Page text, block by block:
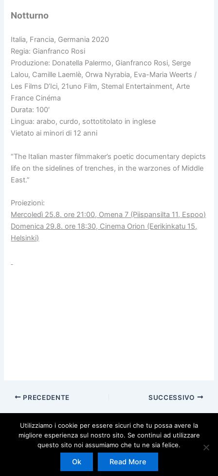
Notturno
Italia, Francia, Germania 2020
Regia: Gianfranco Rosi
Produzione: Donatella Palermo, Gianfranco Rosi, Serge
Lalou, Camille Laemlè, Orwa Nyrabia, Eva-Maria Weerts /
Les Films D’Ici, 21uno Film, Stemal Entertainment, Arte
France Cinéma
Durata: 100′
Lingua: arabo, curdo, sottotitolato in inglese
Vietato ai minori di 12 anni
“The Italian master filmmaker’s poetic documentary depicts
life on the sidelines of trenches, in the warzones of Middle
East.”
Proiezioni:
Mercoledì 25.8. ore 21:00, Omena 7 (Piispansilta 11, Espoo)
Domenica 29.8. ore 18:30, Cinema Orion (Eerikinkatu 15,
Helsinki)
PRECEDENTE SUCCESSIVO
Copyright © 2026 | Powered byTema WordPress Astra
Utilizziamo i cookie per essere sicuri che tu possa avere la
migliore esperienza sul nostro sito. Se continui ad utilizzare
questo sito noi assumiamo che tu ne sia felice.
Ok Read More